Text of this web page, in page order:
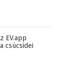
EV.app
csúcsidei